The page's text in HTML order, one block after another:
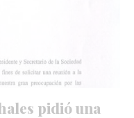
pidió una